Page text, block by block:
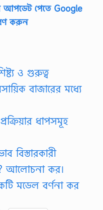
রো
আপডেট পেতে Google
করুন
ও গুরুত্ব
বাজারের মধ্যে
ধাপসমূহ
বিস্তারকারী
আলোচনা কর।
মডেল বর্ণনা কর